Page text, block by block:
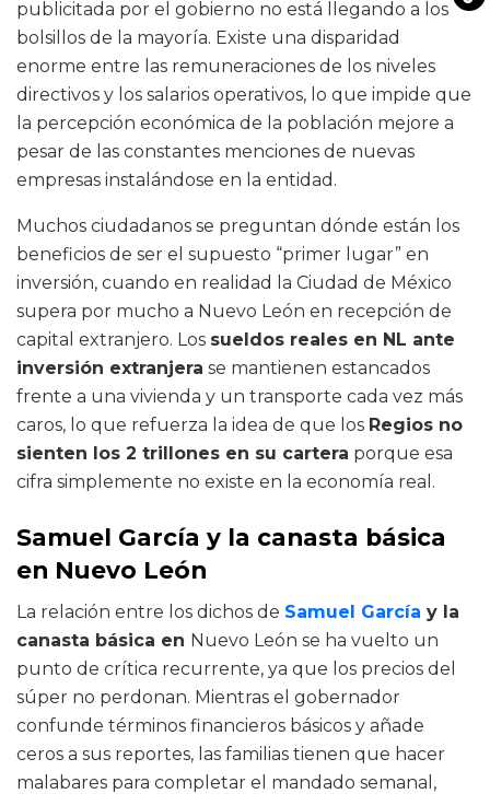
publicitada por el gobierno no está llegando a los
bolsillos de la mayoría. Existe una disparidad
enorme entre las remuneraciones de los niveles
directivos y los salarios operativos, lo que impide que
la percepción económica de la población mejore a
pesar de las constantes menciones de nuevas
empresas instalándose en la entidad.
Muchos ciudadanos se preguntan dónde están los
beneficios de ser el supuesto “primer lugar” en
inversión, cuando en realidad la Ciudad de México
supera por mucho a Nuevo León en recepción de
capital extranjero. Los sueldos reales en NL ante
inversión extranjera se mantienen estancados
frente a una vivienda y un transporte cada vez más
caros, lo que refuerza la idea de que los Regios no
sienten los 2 trillones en su cartera porque esa
cifra simplemente no existe en la economía real.
Samuel García y la canasta básica
en Nuevo León
La relación entre los dichos de Samuel García y la
canasta básica en Nuevo León se ha vuelto un
punto de crítica recurrente, ya que los precios del
súper no perdonan. Mientras el gobernador
confunde términos financieros básicos y añade
ceros a sus reportes, las familias tienen que hacer
malabares para completar el mandado semanal,